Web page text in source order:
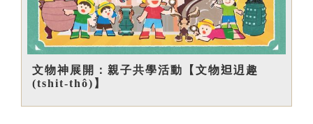
文物神展開：親子共學活動【文物𨑨迌趣
(tshit-thô)】